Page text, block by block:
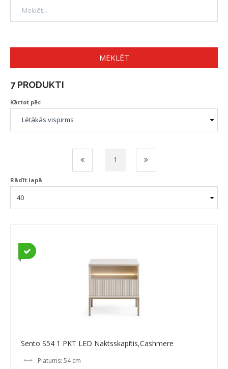
MEKLĒT
7 PRODUKTI
Kārtot pēc
1
Rādīt lapā
Sento S54 1 PKT LED Naktsskapītis,Cashmere
Platums: 54 cm